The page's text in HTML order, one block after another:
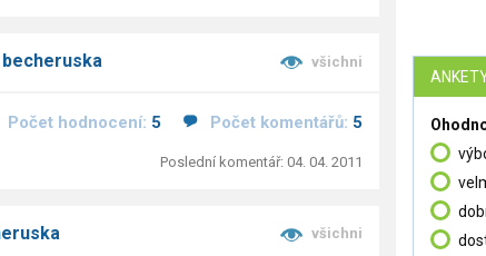
becheruska všichni
Počet hodnocení: 5 Počet komentářů: 5
Poslední komentář: 04. 04. 2011
všichni